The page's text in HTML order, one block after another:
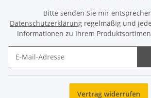
Bitte senden Sie mir
Datenschutzerklärung regelmäßig und
Informationen zu Ihrem
Vertrag widerrufen